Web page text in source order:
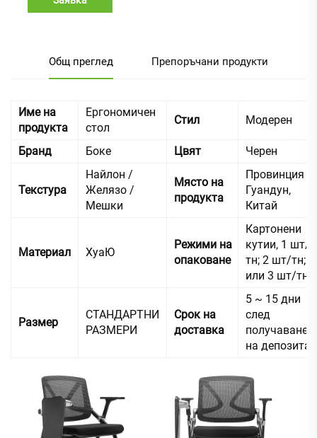
Общ преглед Препоръчани продукти
Име на
продукта
Ергономичен
стол
Стил Модерен
Бранд Боке Цвят Черен
Текстура
Найлон /
Желязо /
Мешки
Място на
продукта
Провинция
Гуандун,
Китай
Материал ХуаЮ
Режими на
опаковане
Картонени
кутии, 1 шт/
тн; 2 шт/тн;
или 3 шт/тн
Размер
СТАНДАРТНИ
РАЗМЕРИ
Срок на
доставка
5 ~ 15 дни
след
получаване
на депозита